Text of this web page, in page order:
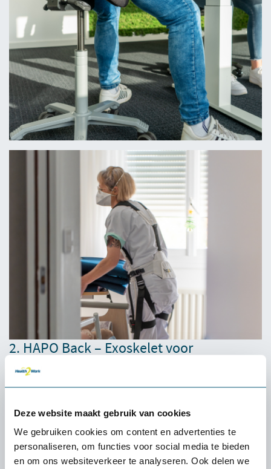
Deze website maakt gebruik van cookies
We gebruiken cookies om content en advertenties te
personaliseren, om functies voor social media te bieden
en om ons websiteverkeer te analyseren. Ook delen we
2. HAPO Back – Exoskelet voor
rugondersteuning
De Hapo Back Exoskelet biedt effectieve rugondersteuning
houding werken. Dit Exoskelet is ontworpen om de fysieke
belasting te verminderen en helpt rugklachten te voorkomen,
wat bijdraagt aan een gezondere en productievere
werkomgeving.